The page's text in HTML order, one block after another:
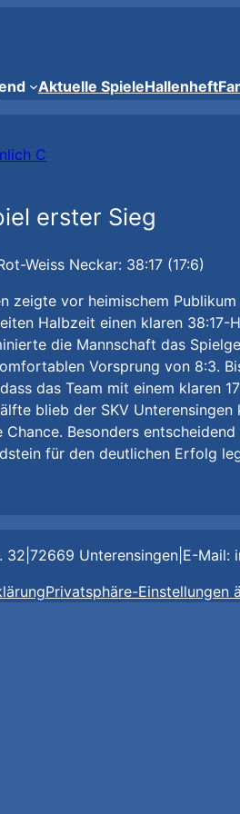
Aktuelle SpieleHallenheft
C
erster Sieg
Weiss Neckar: 38:17 (17:6)
zeigte vor heimischem
Halbzeit einen klaren 38:17-
die Mannschaft das
Vorsprung von 8:3.
das Team mit einem klaren
blieb der SKV
Chance. Besonders
für den deutlichen Erfolg
32 72669 Unterensingen| E-Mail:
Privatsphäre-Einstellungen